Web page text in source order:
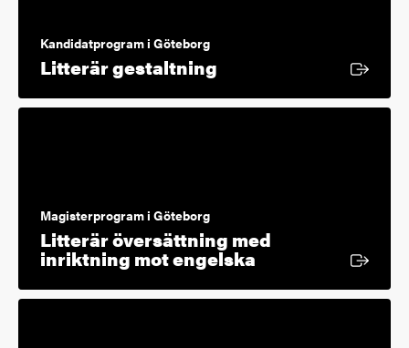
Kandidatprogram i Göteborg
Litterär gestaltning
Magisterprogram i Göteborg
Litterär översättning med
inriktning mot engelska Extern länk